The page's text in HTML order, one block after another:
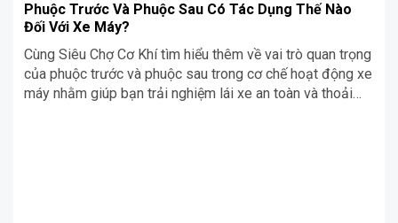
Phuộc Trước Và Phuộc Sau Có Tác Dụng Thế Nào
Đối Với Xe Máy?
Cùng Siêu Chợ Cơ Khí tìm hiểu thêm về vai trò quan trọng
của phuộc trước và phuộc sau trong cơ chế hoạt động xe
máy nhằm giúp bạn trải nghiệm lái xe an toàn và thoải